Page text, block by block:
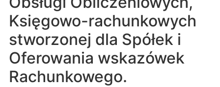
Księgowo-rachunkowych
stworzonej dla Spółek i
Oferowania wskazówek
Rachunkowego.